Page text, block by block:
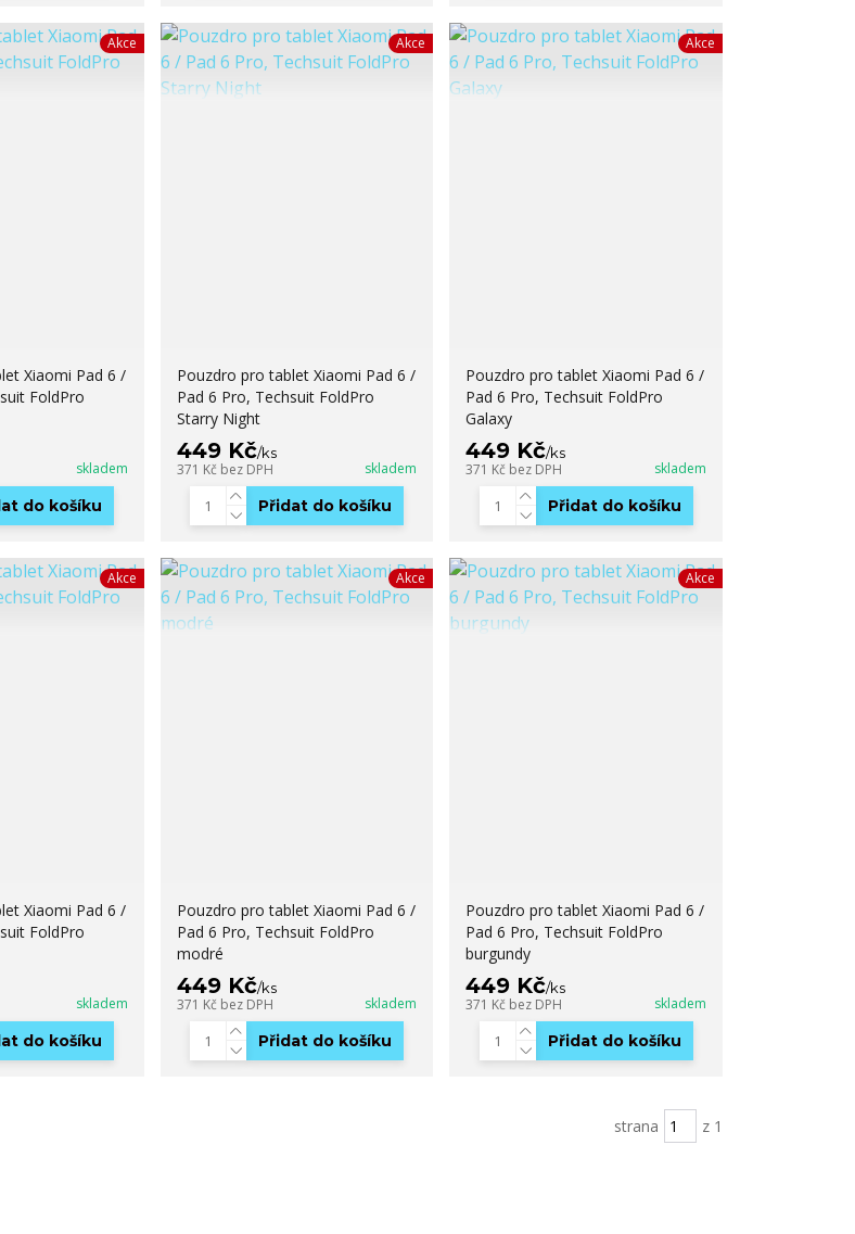
Akce
Xiaomi Pad 6 /
FoldPro
skladem
do košíku
Akce
Pouzdro pro tablet Xiaomi Pad 6 /
Pad 6 Pro, Techsuit FoldPro
Starry Night
449 Kč/ks
371 Kč bez DPH skladem
Přidat do košíku
Akce
Pouzdro pro tablet Xiaomi Pad 6 /
Pad 6 Pro, Techsuit FoldPro
Galaxy
449 Kč/ks
371 Kč bez DPH skladem
Přidat do košíku
Akce
Xiaomi Pad 6 /
FoldPro
skladem
do košíku
Akce
Pouzdro pro tablet Xiaomi Pad 6 /
Pad 6 Pro, Techsuit FoldPro
modré
449 Kč/ks
371 Kč bez DPH skladem
Přidat do košíku
Akce
Pouzdro pro tablet Xiaomi Pad 6 /
Pad 6 Pro, Techsuit FoldPro
burgundy
449 Kč/ks
371 Kč bez DPH skladem
Přidat do košíku
strana z 1